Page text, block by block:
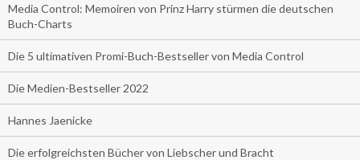
Media Control: Memoiren von Prinz Harry stürmen die deutschen
Buch-Charts
Die 5 ultimativen Promi-Buch-Bestseller von Media Control
Die Medien-Bestseller 2022
Hannes Jaenicke
Die erfolgreichsten Bücher von Liebscher und Bracht